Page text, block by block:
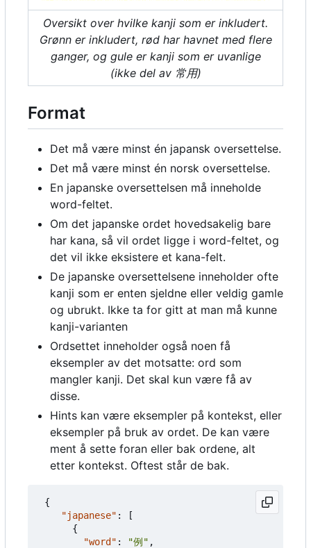
Oversikt over hvilke kanji som er inkludert.
Grønn er inkludert, rød har havnet med flere
ganger, og gule er kanji som er uvanlige
(ikke del av 常用)
Format
Det må være minst én japansk oversettelse.
Det må være minst én norsk oversettelse.
En japanske oversettelsen må inneholde
word-feltet.
Om det japanske ordet hovedsakelig bare
har kana, så vil ordet ligge i word-feltet, og
det vil ikke eksistere et kana-felt.
De japanske oversettelsene inneholder ofte
kanji som er enten sjeldne eller veldig gamle
og ubrukt. Ikke ta for gitt at man må kunne
kanji-varianten
Ordsettet inneholder også noen få
eksempler av det motsatte: ord som
mangler kanji. Det skal kun være få av
disse.
Hints kan være eksempler på kontekst, eller
eksempler på bruk av ordet. De kan være
ment å sette foran eller bak ordene, alt
etter kontekst. Oftest står de bak.
{
"japanese" :
[
{
"word" : "例" ,